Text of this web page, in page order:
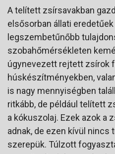
A telített zsírsavakban
elsősorban állati
legszembetűnőbb
szobahőmérsékleten
úgynevezett rejtett zsírok
húskészítményekben,
is nagy mennyiségben
ritkább, de például telített
a kókuszolaj. Ezek azok a
adnak, de ezen kívül nincs
szerepük. Túlzott